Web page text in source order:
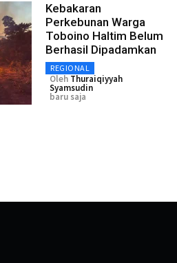
Kebakaran
Perkebunan Warga
Toboino Haltim Belum
Berhasil Dipadamkan
REGIONAL
Oleh Thuraiqiyyah
Syamsudin
baru saja